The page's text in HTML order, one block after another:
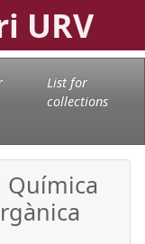
URV
List for
collections
Química